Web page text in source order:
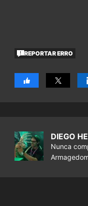
REPORTAR ERRO
DIEGO
Nunca